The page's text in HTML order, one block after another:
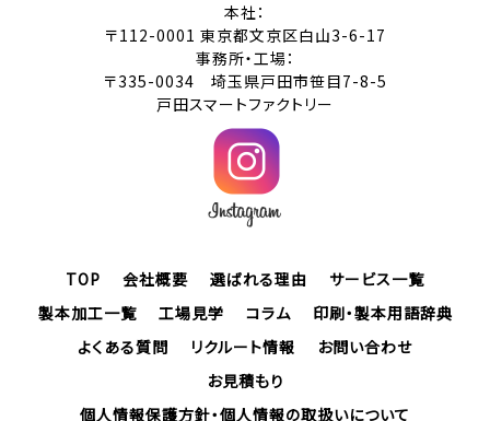
本社：
〒112-0001 東京都文京区白山3-6-17
事務所・工場：
〒335-0034 埼玉県戸田市笹目7-8-5
戸田スマートファクトリー
TOP 会社概要 選ばれる理由
サービス一覧
製本加工一覧
工場見学 コラム
印刷・製本用語辞典
よくある質問
リクルート情報
お問い合わせ
お見積もり
個人情報保護方針・個人情報の取扱いについて